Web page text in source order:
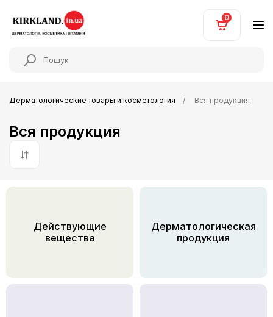
0
Дерматологические товары и косметология Вся продукция
Вся продукция
По умолчанию
Действующие
вещества
Дерматологическая
продукция